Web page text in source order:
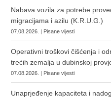
Nabava vozila za potrebe
migracijama i azilu (K.R.U.G.)
07.08.2026. | Pisane vijesti
Operativni troškovi čišćenja i
trećih zemalja u dubinskoj
07.08.2026. | Pisane vijesti
Unaprjeđenje kapaciteta i